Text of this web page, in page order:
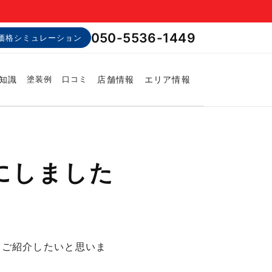
格シミュレーション 050-5536-1449
識 塗装例 口コミ 店舗情報 エリア情報
しました
紹介したいと思いま